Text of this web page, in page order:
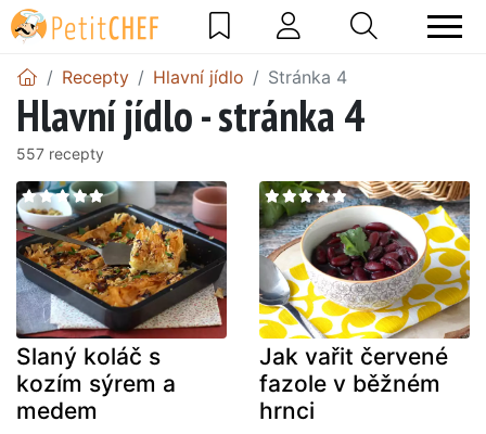
Recepty Hlavní jídlo Stránka 4
Hlavní jídlo - stránka 4
557 recepty
Slaný koláč s
kozím sýrem a
medem
Jak vařit červené
fazole v běžném
hrnci